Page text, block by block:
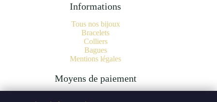
Informations
Tous nos bijoux
Bracelets
Colliers
Bagues
Mentions légales
Moyens de paiement